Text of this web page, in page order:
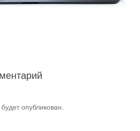
опубликован.